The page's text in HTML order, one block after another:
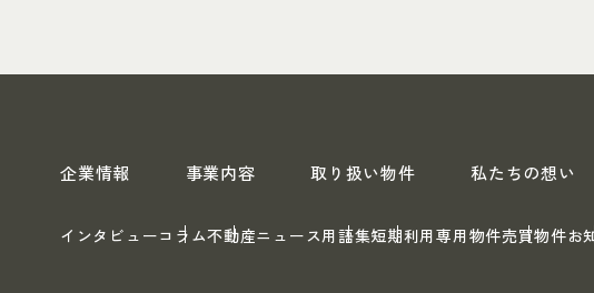
スペース・リーダー
企業情報 事業内容 取り扱い物件 私たちの想い
インタビューコラム不動産ニュース用語集短期利用専用物件売買物件お